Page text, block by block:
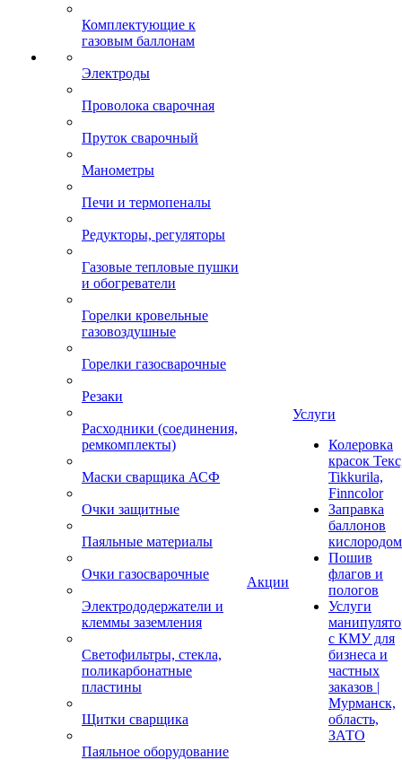
Комплектующие к
газовым баллонам
Электроды
Проволока сварочная
Пруток сварочный
Манометры
Печи и термопеналы
Редукторы, регуляторы
Газовые тепловые пушки
и обогреватели
Горелки кровельные
газовоздушные
Горелки газосварочные
Резаки
Расходники (соединения,
ремкомплекты)
Маски сварщика АСФ
Очки защитные
Паяльные материалы
Очки газосварочные
Электрододержатели и
клеммы заземления
Светофильтры, стекла,
поликарбонатные
пластины
Щитки сварщика
Паяльное оборудование
Акции
Услуги
Колеровка
красок
Tikkurila,
Finncolor
Заправка
баллонов
кислородом
Пошив
флагов и
пологов
Услуги
с КМУ для
бизнеса и
частных
заказов |
Мурманск,
область,
ЗАТО